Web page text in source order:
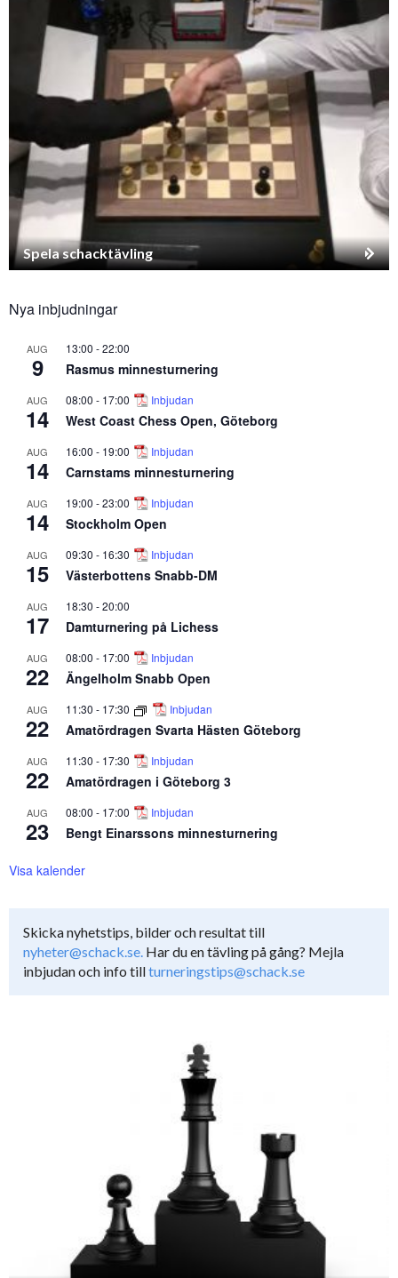
Spela schacktävling
Nya inbjudningar
AUG
9
13:00 -22:00
Rasmus minnesturnering
AUG
14
08:00 - 17:00 Inbjudan
West Coast Chess Open, Göteborg
AUG
14
16:00 - 19:00 Inbjudan
Carnstams minnesturnering
AUG
14
19:00 -23:00 Inbjudan
Stockholm Open
AUG
15
09:30 - 16:30 Inbjudan
Västerbottens Snabb-DM
AUG
17
18:30 -20:00
Damturnering på Lichess
AUG
22
08:00 - 17:00 Inbjudan
Ängelholm Snabb Open
AUG
22
11:30 - 17:30 Inbjudan
Amatördragen Svarta Hästen Göteborg
AUG
22
11:30 - 17:30 Inbjudan
Amatördragen i Göteborg 3
AUG
23
08:00 - 17:00 Inbjudan
Bengt Einarssons minnesturnering
Visa kalender
Skicka nyhetstips, bilder och resultat till
nyheter@schack.se. Har du en tävling på gång? Mejla
inbjudan och info tillturneringstips@schack.se